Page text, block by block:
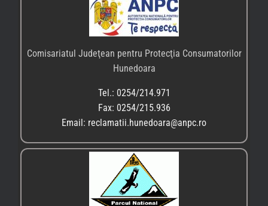
Comisariatul Judeţean pentru Protecţia Consumatorilor
Hunedoara
Tel.: 0254/214.971
Fax: 0254/215.936
Email: reclamatii.hunedoara@anpc.ro